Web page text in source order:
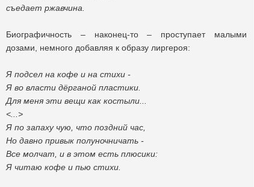
съедает ржавчина.
Биографичность – наконец-то – проступает малыми
дозами, немного добавляя к образу лиргероя:
Я подсел на кофе и на стихи -
Я во власти дёрганой пластики.
Для меня эти вещи как костыли...
<...>
Я по запаху чую, что поздний час,
Но давно привык полуночничать -
Все молчат, и в этом есть плюсики:
Я читаю кофе и пью стихи.